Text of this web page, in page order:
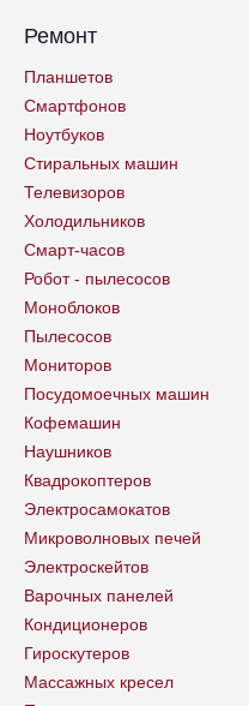
Ремонт
Планшетов
Смартфонов
Ноутбуков
Стиральных машин
Телевизоров
Холодильников
Смарт-часов
Робот - пылесосов
Моноблоков
Пылесосов
Мониторов
Посудомоечных машин
Кофемашин
Наушников
Квадрокоптеров
Электросамокатов
Микроволновых печей
Электроскейтов
Варочных панелей
Кондиционеров
Гироскутеров
Массажных кресел